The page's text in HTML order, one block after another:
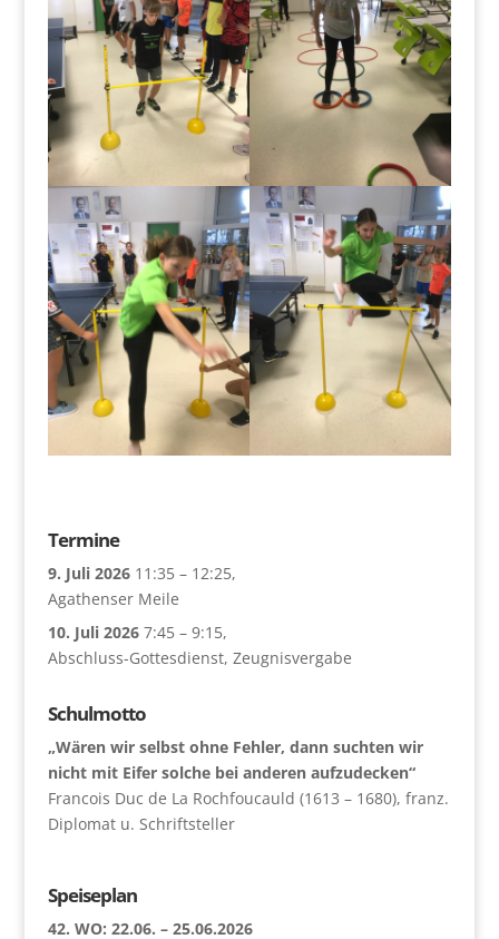
Termine
9. Juli 2026 11:35 – 12:25,
Agathenser Meile
10. Juli 2026 7:45 – 9:15,
Abschluss-Gottesdienst, Zeugnisvergabe
Schulmotto
„Wären wir selbst ohne Fehler, dann suchten wir
nicht mit Eifer solche bei anderen aufzudecken“
Francois Duc de La Rochfoucauld (1613 – 1680), franz.
Diplomat u. Schriftsteller
Speiseplan
42. WO: 22.06. – 25.06.2026